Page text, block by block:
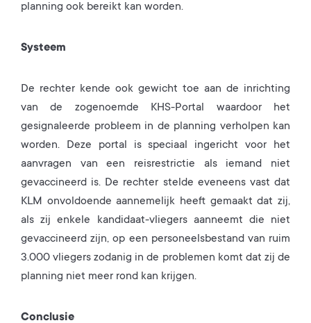
planning ook bereikt kan worden.
Systeem
De rechter kende ook gewicht toe aan de inrichting
van de zogenoemde KHS-Portal waardoor het
gesignaleerde probleem in de planning verholpen kan
worden. Deze portal is speciaal ingericht voor het
aanvragen van een reisrestrictie als iemand niet
gevaccineerd is. De rechter stelde eveneens vast dat
KLM onvoldoende aannemelijk heeft gemaakt dat zij,
als zij enkele kandidaat-vliegers aanneemt die niet
gevaccineerd zijn, op een personeelsbestand van ruim
3.000 vliegers zodanig in de problemen komt dat zij de
planning niet meer rond kan krijgen.
Conclusie